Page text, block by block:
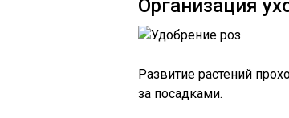
Организация
Развитие растений
за посадками.